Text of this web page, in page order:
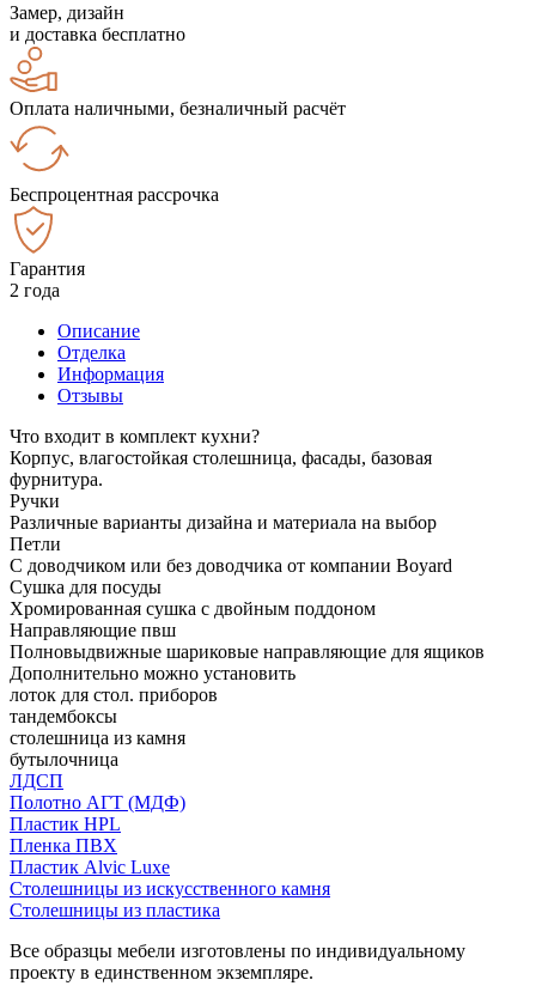
Замер, дизайн
и доставка бесплатно
Оплата наличными, безналичный расчёт
Беспроцентная рассрочка
Гарантия
2 года
Описание
Отделка
Информация
Отзывы
Что входит в комплект кухни?
Корпус, влагостойкая столешница, фасады, базовая
фурнитура.
Ручки
Различные варианты дизайна и материала на выбор
Петли
С доводчиком или без доводчика от компании Boyard
Сушка для посуды
Хромированная сушка с двойным поддоном
Направляющие пвш
Полновыдвижные шариковые направляющие для ящиков
Дополнительно можно установить
лоток для стол. приборов
тандембоксы
столешница из камня
бутылочница
ЛДСП
Полотно АГТ (МДФ)
Пластик HPL
Пленка ПВХ
Пластик Alvic Luxe
Столешницы из искусственного камня
Столешницы из пластика
Все образцы мебели изготовлены по индивидуальному
проекту в единственном экземпляре.